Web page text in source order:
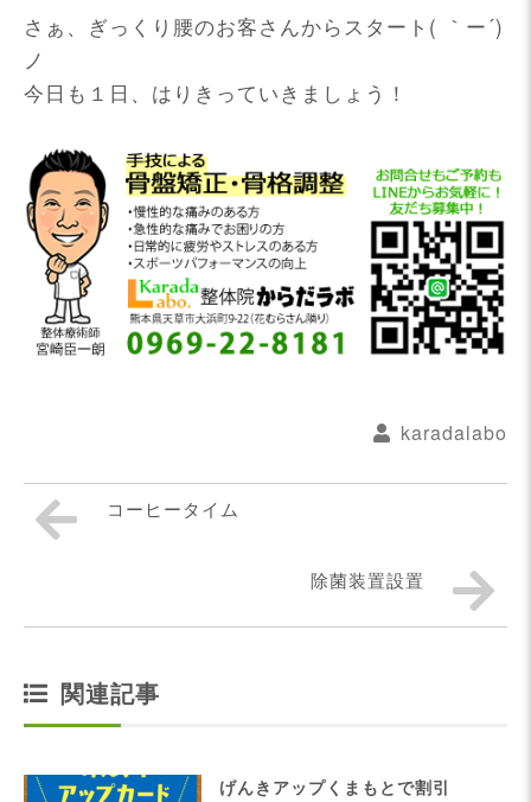
さぁ、ぎっくり腰のお客さんからスタート( ｀ー´)
ノ
今日も１日、はりきっていきましょう！
karadalabo
コーヒータイム
除菌装置設置
関連記事
げんきアップくまもとで割引